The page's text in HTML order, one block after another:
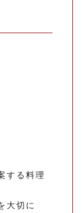
する料理
大切に